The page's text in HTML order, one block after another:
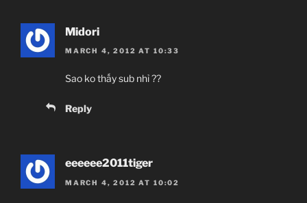
Midori
MARCH 4, 2012 AT 10:33
Sao ko thấy sub nhỉ ??
Reply
eeeeee2011tiger
MARCH 4, 2012 AT 10:02